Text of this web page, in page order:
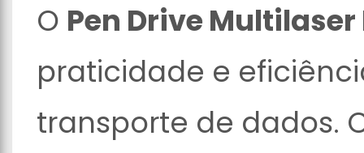
O Pen Drive Multilaser
praticidade e
transporte de dados.